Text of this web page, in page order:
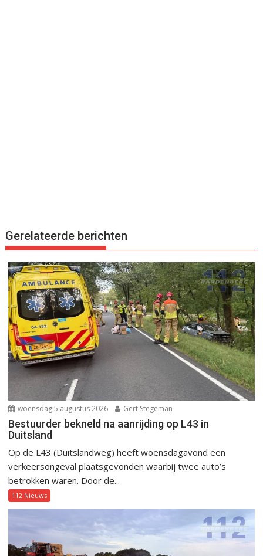
Gerelateerde berichten
woensdag 5 augustus 2026 Gert Stegeman
Bestuurder bekneld na aanrijding op L43 in
Duitsland
Op de L43 (Duitslandweg) heeft woensdagavond een
verkeersongeval plaatsgevonden waarbij twee auto’s
betrokken waren. Door de...
112 Nieuws